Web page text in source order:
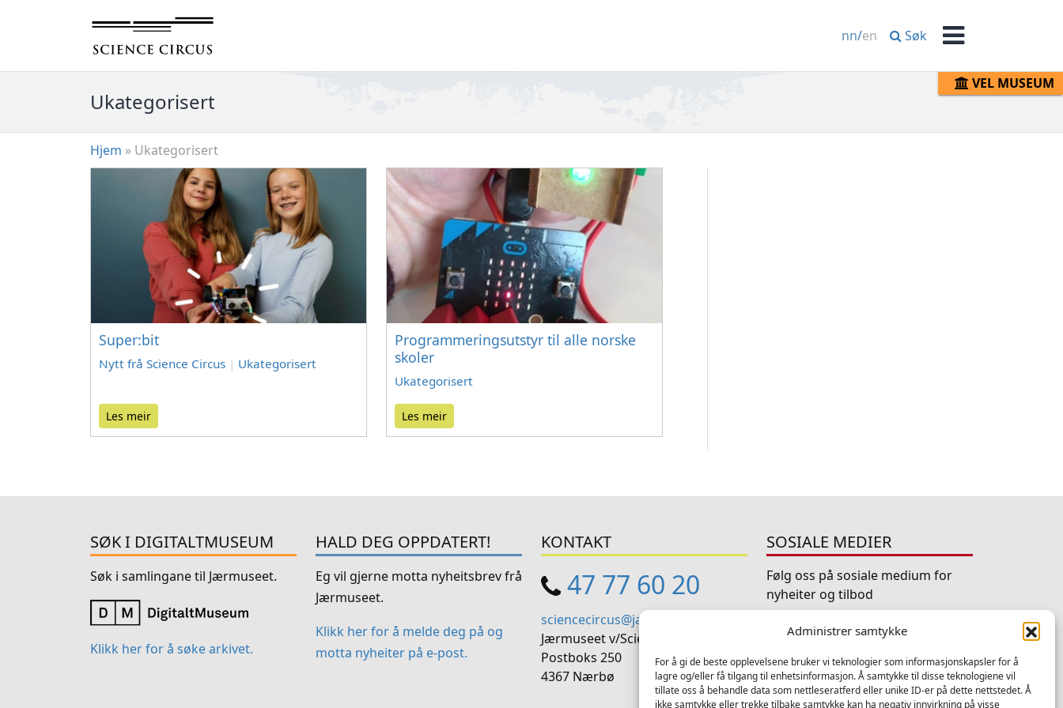
Administrer samtykke
For å gi de beste opplevelsene bruker vi teknologier som informasjonskapsler for å
lagre og/eller få tilgang til enhetsinformasjon. Å samtykke til disse teknologiene vil
tillate oss å behandle data som nettleseratferd eller unike ID-er på dette nettstedet. Å
ikke samtykke eller trekke tilbake samtykke kan ha negativ innvirkning på visse
nn/en Søk
Ukategorisert
Hjem » Ukategorisert
VEL MUSEUM
Super:bit
Nytt frå Science Circus | Ukategorisert
Les meir
Programmeringsutstyr til alle norske
skoler
Ukategorisert
Les meir
SØK I DIGITALTMUSEUM
Søk i samlingane til Jærmuseet.
Klikk her for å søke arkivet.
HALD DEG OPPDATERT!
Eg vil gjerne motta nyheitsbrev frå
Jærmuseet.
Klikk her for å melde deg på og
motta nyheiter på e-post.
KONTAKT
47 77 60 20
sciencecircus@jaermuseet.no
Jærmuseet v/Science Circus
Postboks 250
4367 Nærbø
SOSIALE MEDIER
Følg oss på sosiale medium for
nyheiter og tilbod
Facebook
Instagram
LinkedIn
YouTube